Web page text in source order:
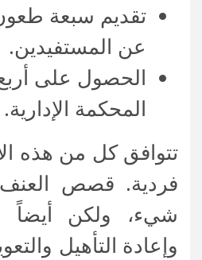
تقديم سبعة طعون
عن المستفيدين.
الحصول على
المحكمة الإدارية.
تتوافق كل من هذه
فردية. قصص
شيء، ولكن
وإعادة التأهيل